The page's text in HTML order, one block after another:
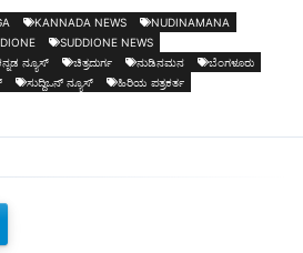
KANNADA NEWS
NUDINAMANA
SUDDIONE NEWS
ನ್ಯೂಸ್ ಚಿತ್ರದುರ್ಗ ನುಡಿನಮನ
ಬೆಂಗಳೂರು
ಸುದ್ದಿಒನ್ ನ್ಯೂಸ್ ಹಿರಿಯ ಪತ್ರಕರ್ತ